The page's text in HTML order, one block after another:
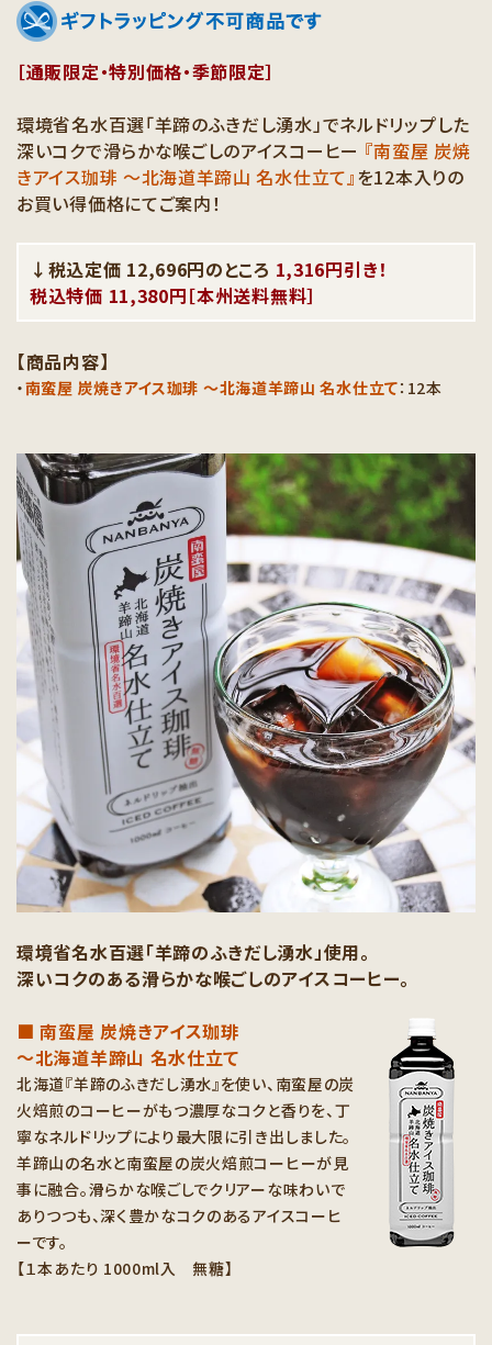
［通販限定・特別価格・季節限定］
環境省名水百選「羊蹄のふきだし湧水」でネルドリップした
深いコクで滑らかな喉ごしのアイスコーヒー 『南蛮屋 炭焼
きアイス珈琲 〜北海道羊蹄山 名水仕立て』を12本入りの
お買い得価格にてご案内！
↓税込定価 12,696円のところ 1,316円引き！
税込特価 11,380円［本州送料無料］
【商品内容】
・南蛮屋 炭焼きアイス珈琲 〜北海道羊蹄山 名水仕立て：12本
環境省名水百選「羊蹄のふきだし湧水」使用。
深いコクのある滑らかな喉ごしのアイスコーヒー。
■ 南蛮屋 炭焼きアイス珈琲
〜北海道羊蹄山 名水仕立て
北海道『羊蹄のふきだし湧水』を使い、南蛮屋の炭
火焙煎のコーヒーがもつ濃厚なコクと香りを、丁
寧なネルドリップにより最大限に引き出しました。
羊蹄山の名水と南蛮屋の炭火焙煎コーヒーが見
事に融合。滑らかな喉ごしでクリアーな味わいで
ありつつも、深く豊かなコクのあるアイスコーヒ
ーです。
【１本あたり 1000ml入 無糖】